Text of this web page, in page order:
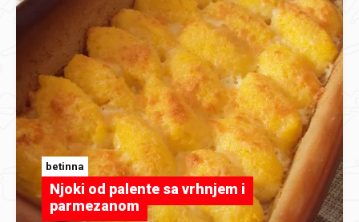
betinna
Njoki od palente sa vrhnjem i
parmezanom